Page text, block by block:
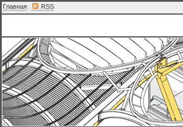
Главная | RSS